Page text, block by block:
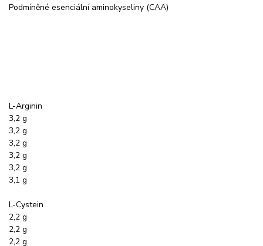
Podmíněné esenciální aminokyseliny (CAA)
L-Arginin
3,2 g
3,2 g
3,2 g
3,2 g
3,2 g
3,1 g
L-Cystein
2,2 g
2,2 g
2,2 g